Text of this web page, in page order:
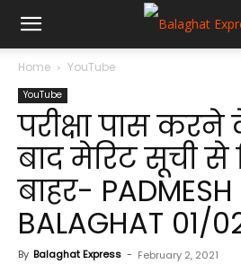
Home YouTube
YouTube
परीक्षा पास
बाद मेरिट सूची
बाहर- PADMESH
BALAGHAT 01/
By Balaghat Express - February 2, 2021